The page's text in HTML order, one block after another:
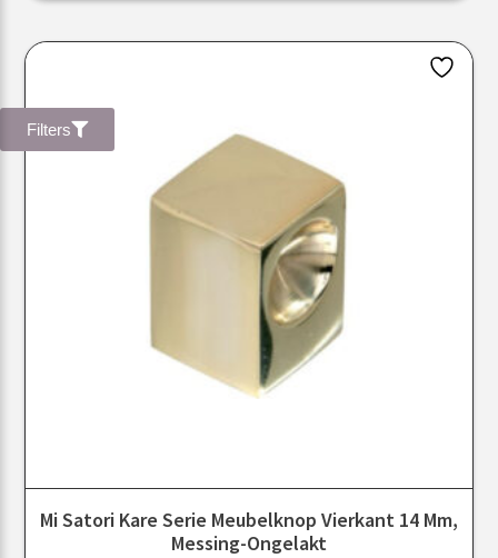
Filters
Mi Satori Kare Serie Meubelknop Vierkant 14 Mm,
Messing-Ongelakt